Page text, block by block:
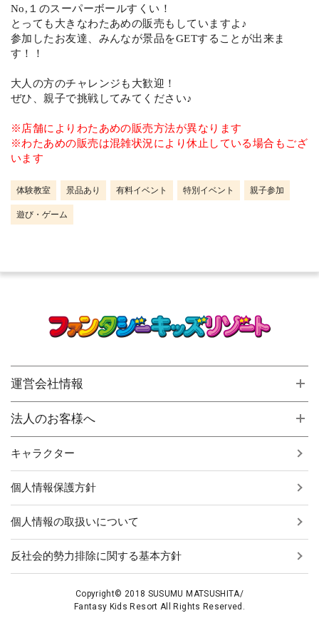
No,１のスーパーボールすくい！
とっても大きなわたあめの販売もしていますよ♪
参加したお友達、みんなが景品をGETすることが出来ま
す！！
大人の方のチャレンジも大歓迎！
ぜひ、親子で挑戦してみてください♪
※店舗によりわたあめの販売方法が異なります
※わたあめの販売は混雑状況により休止している場合もござ
います
体験教室 景品あり 有料イベント 特別イベント 親子参加
遊び・ゲーム
運営会社情報
法人のお客様へ
キャラクター
個人情報保護方針
個人情報の取扱いについて
反社会的勢力排除に関する基本方針
Copyright© 2018 SUSUMU MATSUSHITA/
Fantasy Kids Resort All Rights Reserved.